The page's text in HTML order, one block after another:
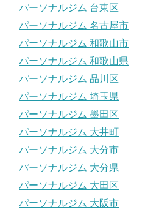
パーソナルジム 台東区
パーソナルジム 名古屋市
パーソナルジム 和歌山市
パーソナルジム 和歌山県
パーソナルジム 品川区
パーソナルジム 埼玉県
パーソナルジム 墨田区
パーソナルジム 大井町
パーソナルジム 大分市
パーソナルジム 大分県
パーソナルジム 大田区
パーソナルジム 大阪市